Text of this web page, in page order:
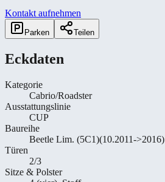
Kontakt aufnehmen
Parken Teilen
Eckdaten
Kategorie
Cabrio/Roadster
Ausstattungslinie
CUP
Baureihe
Beetle Lim. (5C1)(10.2011->2016)
Türen
2/3
Sitze & Polster